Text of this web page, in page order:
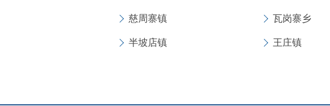
慈周寨镇 瓦岗寨乡
半坡店镇 王庄镇